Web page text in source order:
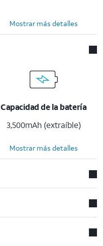
Mostrar más detalles
Capacidad de la batería
3,500mAh (extraíble)
Mostrar más detalles